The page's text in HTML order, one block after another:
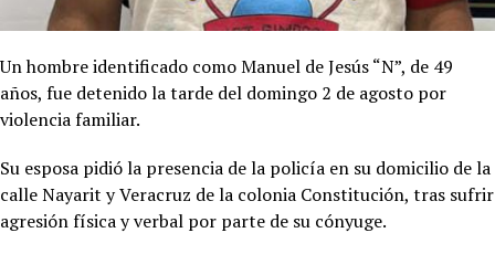
Un hombre identificado como Manuel de Jesús “N”, de 49
años, fue detenido la tarde del domingo 2 de agosto por
violencia familiar.
Su esposa pidió la presencia de la policía en su domicilio de la
calle Nayarit y Veracruz de la colonia Constitución, tras sufrir
agresión física y verbal por parte de su cónyuge.